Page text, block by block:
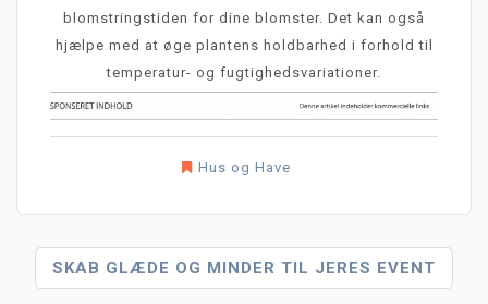
blomstringstiden for dine blomster. Det kan også
hjælpe med at øge plantens holdbarhed i forhold til
temperatur- og fugtighedsvariationer.
Hus og Have
Indlægsnavigation
SKAB GLÆDE OG MINDER TIL JERES EVENT